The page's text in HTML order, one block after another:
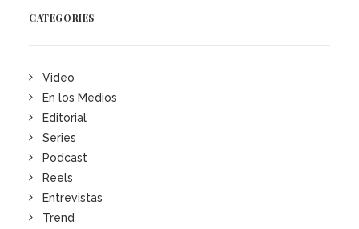
CATEGORIES
Video
En los Medios
Editorial
Series
Podcast
Reels
Entrevistas
Trend